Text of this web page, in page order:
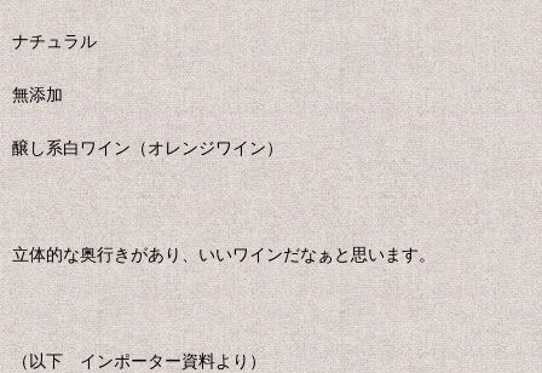
ナチュラル
無添加
醸し系白ワイン（オレンジワイン）
立体的な奥行きがあり、いいワインだなぁと思います。
（以下 インポーター資料より）